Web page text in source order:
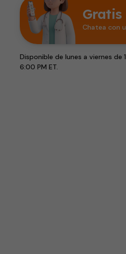
Gratis
Chatea con
Disponible de lunes a viernes de
6:00 PM ET.